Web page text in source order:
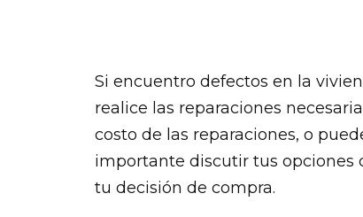
Si encuentro defectos en la
realice las reparaciones
costo de las reparaciones, o
importante discutir tus opciones
tu decisión de compra.